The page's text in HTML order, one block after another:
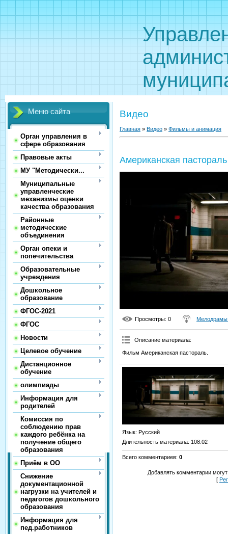
Меню сайта
Орган управления в
сфере образования
Правовые акты
МУ "Методически...
Муниципальные
управленческие
механизмы оценки
качества образования
Районные
методические
объединения
Орган опеки и
попечительства
Образовательные
учреждения
Дошкольное
образование
ФГОС-2021
ФГОС
Новости
Целевое обучение
Дистанционное
обучение
олимпиады
Информация для
родителей
Комиссия по
соблюдению прав
каждого ребёнка на
получение общего
образования
Приём в ОО
Снижение
документационной
нагрузки на учителей и
педагогов дошкольного
образования
Информация для
пед.работников
Видео
Главная » Видео » Фильмы и анимация
Американская пастораль
Просмотры: 0
Описание материала:
Фильм Американская пастораль.
Язык: Русский
Длительность материала: 108:02
Всего комментариев: 0
Добавлять комментарии
[